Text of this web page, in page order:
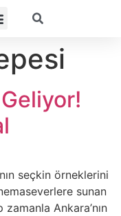
seçkin örneklerini
sunan
Ankara’nın